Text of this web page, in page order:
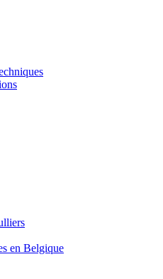
en Belgique